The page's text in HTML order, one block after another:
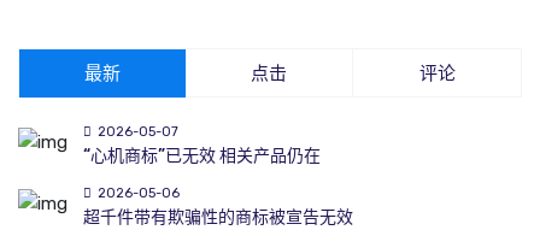
最新 点击 评论
2026-05-07
“心机商标”已无效 相关产品仍在
2026-05-06
超千件带有欺骗性的商标被宣告无效